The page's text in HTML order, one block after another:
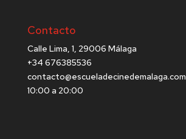
Contacto
Calle Lima, 1, 29006 Málaga
+34 676385536
contacto@escueladecinedemalaga.com
10:00 a 20:00